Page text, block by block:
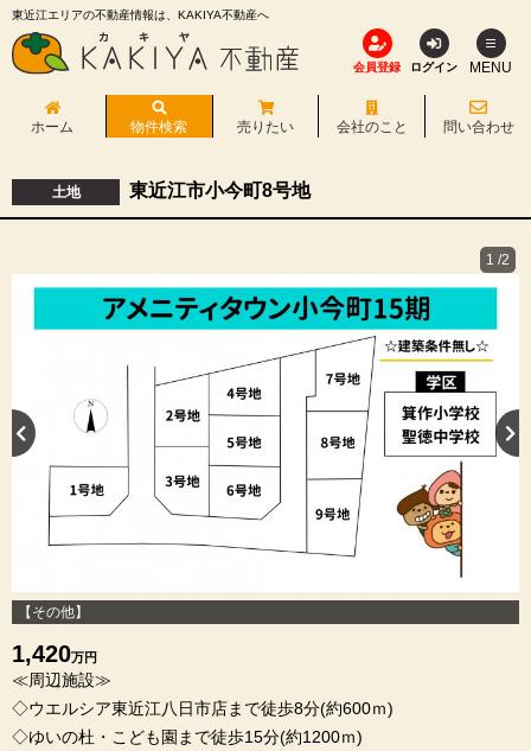
東近江エリアの不動産情報は、KAKIYA不動産へ
会員登録 ログイン MENU
ホーム 物件検索 売りたい 会社のこと 問い合わせ
土地 東近江市小今町8号地
1 /2
【その他】
1,420万円
≪周辺施設≫
◇ウエルシア東近江八日市店まで徒歩8分(約600ｍ)
◇ゆいの杜・こども園まで徒歩15分(約1200ｍ)